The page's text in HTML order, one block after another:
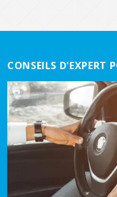
CONSEILS D'EXPERT